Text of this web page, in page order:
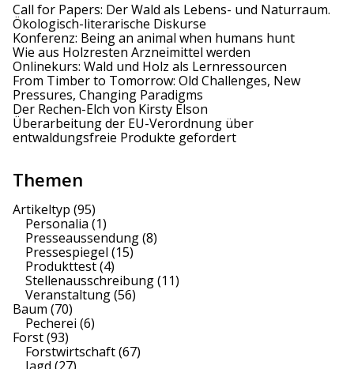
Call for Papers: Der Wald als Lebens- und Naturraum.
Ökologisch-literarische Diskurse
Konferenz: Being an animal when humans hunt
Wie aus Holzresten Arzneimittel werden
Onlinekurs: Wald und Holz als Lernressourcen
From Timber to Tomorrow: Old Challenges, New
Pressures, Changing Paradigms
Der Rechen-Elch von Kirsty Elson
Überarbeitung der EU-Verordnung über
entwaldungsfreie Produkte gefordert
Themen
Artikeltyp (95)
Personalia (1)
Presseaussendung(8)
Pressespiegel (15)
Produkttest(4)
Stellenausschreibung(11)
Veranstaltung(56)
Baum (70)
Pecherei (6)
Forst(93)
Forstwirtschaft(67)